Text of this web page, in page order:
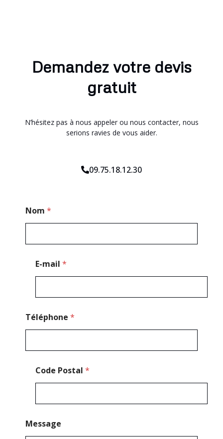
Demandez votre devis
gratuit
N’hésitez pas à nous appeler ou nous contacter, nous
serions ravies de vous aider.
09.75.18.12.30
Nom *
E-mail *
Téléphone *
Code Postal *
Message